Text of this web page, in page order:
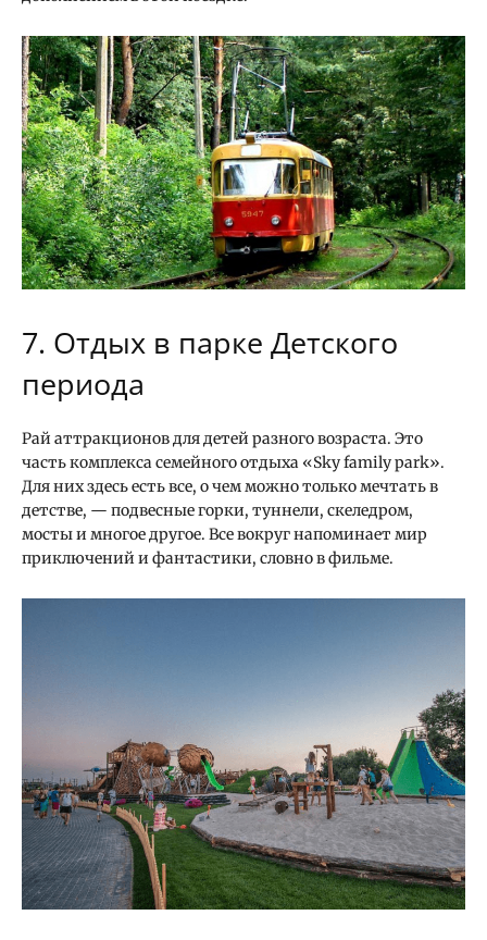
7. Отдых в парке Детского
периода
Рай аттракционов для детей разного возраста. Это
часть комплекса семейного отдыха «Sky family park».
Для них здесь есть все, о чем можно только мечтать в
детстве, — подвесные горки, туннели, скеледром,
мосты и многое другое. Все вокруг напоминает мир
приключений и фантастики, словно в фильме.